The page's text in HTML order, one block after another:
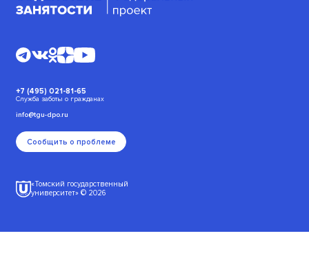
+7 (495) 021-81-65
Служба заботы о гражданах
info@tgu-dpo.ru
Сообщить о проблеме
«Томский государственный
университет» © 2026